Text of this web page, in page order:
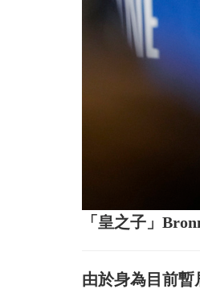
「皇之子」
由於身為目前暫